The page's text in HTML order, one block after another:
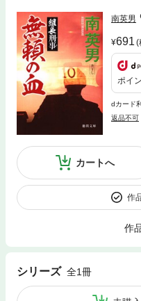
南英男
691 (
ポイ
dカード
返品不可
カートへ
作
作
シリーズ 全1冊